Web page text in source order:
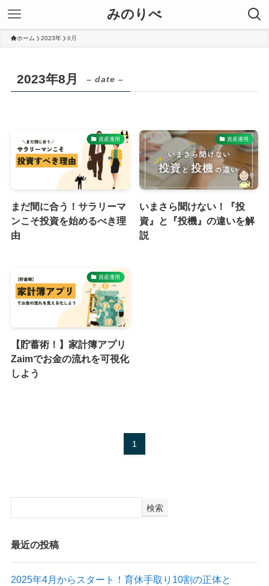
みのりべ
ホーム 2023年 8月
2023年8月 – date –
資産運用
まだ間に合う！サラリーマ
ンこそ投資を始めるべき理
由
資産運用
いまさら聞けない！『投
資』と『投機』の違いを解
説
資産運用
【貯蓄術！】家計簿アプリ
Zaimでお金の流れを可視化
しよう
1
検索
最近の投稿
2025年4月からスタート！育休手取り10割の正体と